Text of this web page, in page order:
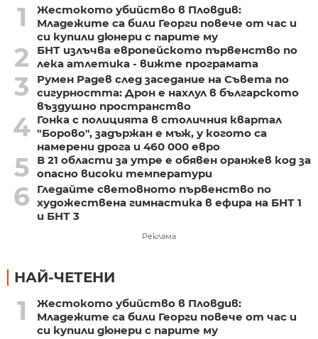
1
Жестокото убийство в Пловдив:
Младежите са били Георги повече от час и
си купили дюнери с парите му
2
БНТ излъчва европейското първенство по
лека атлетика - вижте програмата
3
Румен Радев след заседание на Съвета по
сигурността: Дрон е нахлул в българското
въздушно пространство
4 Гонка с полицията в столичния квартал
"Борово", задържан е мъж, у когото са
намерени дрога и 460 000 евро
5
В 21 области за утре е обявен оранжев код за
опасно високи температури
6
Гледайте световното първенство по
художествена гимнастика в ефира на БНТ 1
и БНТ 3
Реклама
НАЙ-ЧЕТЕНИ
1
Жестокото убийство в Пловдив:
Младежите са били Георги повече от час и
си купили дюнери с парите му